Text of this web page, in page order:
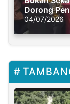
Dorong
Solusi
04/07/2026